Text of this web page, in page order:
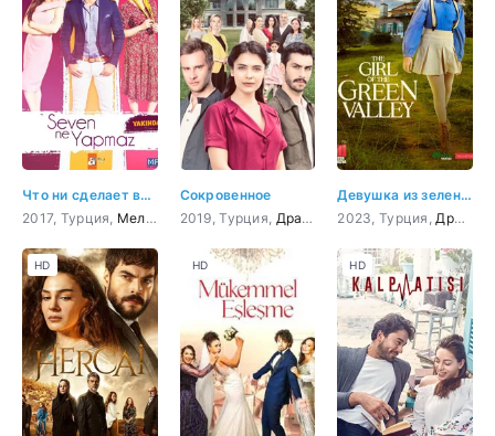
Что ни сделает влюбленный
2017, Турция, Мелодрама ,Комедия
Сокровенное
2019, Турция, Драма
Девушка из зеленой долины 12 серия
2023, Турция, Драма
HD HD HD